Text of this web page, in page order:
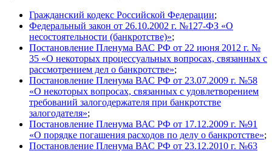
Гражданский кодекс Российской Федерации;
Федеральный закон от 26.10.2002 г. №127-ФЗ «О
несостоятельности (банкротстве)»;
Постановление Пленума ВАС РФ от 22 июня 2012 г. №
35 «О некоторых процессуальных вопросах, связанных с
рассмотрением дел о банкротстве»;
Постановление Пленума ВАС РФ от 23.07.2009 г. №58
«О некоторых вопросах, связанных с удовлетворением
требований залогодержателя при банкротстве
залогодателя»;
Постановление Пленума ВАС РФ от 17.12.2009 г. №91
«О порядке погашения расходов по делу о банкротстве»;
Постановление Пленума ВАС РФ от 23.12.2010 г. №63